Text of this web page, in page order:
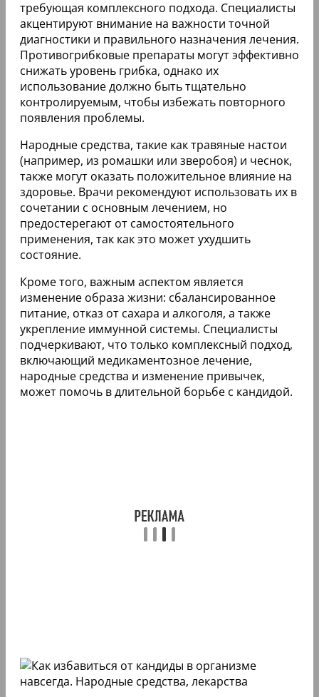
требующая комплексного подхода. Специалисты
акцентируют внимание на важности точной
диагностики и правильного назначения лечения.
Противогрибковые препараты могут эффективно
снижать уровень грибка, однако их
использование должно быть тщательно
контролируемым, чтобы избежать повторного
появления проблемы.
Народные средства, такие как травяные настои
(например, из ромашки или зверобоя) и чеснок,
также могут оказать положительное влияние на
здоровье. Врачи рекомендуют использовать их в
сочетании с основным лечением, но
предостерегают от самостоятельного
применения, так как это может ухудшить
состояние.
Кроме того, важным аспектом является
изменение образа жизни: сбалансированное
питание, отказ от сахара и алкоголя, а также
укрепление иммунной системы. Специалисты
подчеркивают, что только комплексный подход,
включающий медикаментозное лечение,
народные средства и изменение привычек,
может помочь в длительной борьбе с кандидой.